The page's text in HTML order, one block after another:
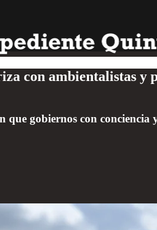
con ambientalistas
que gobiernos con